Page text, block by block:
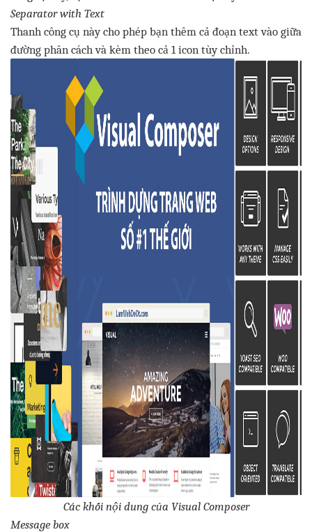
Separator with Text
Thanh công cụ này cho phép bạn thêm cả đoạn textvào giữa
đường phân cách và kèm theo cả 1 icon tùy chỉnh.
Các khối nộidung của Visual Composer
Message box